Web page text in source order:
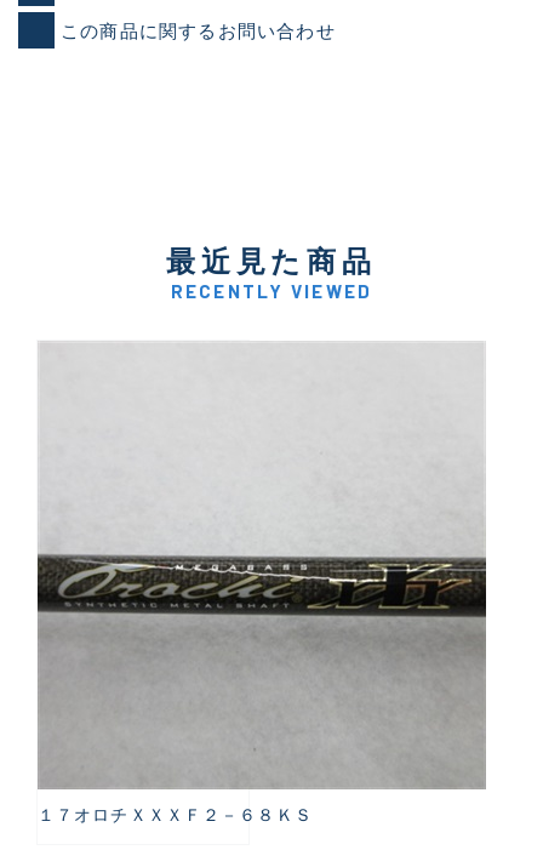
この商品に関するお問い合わせ
最近見た商品
RECENTLY VIEWED
１７オロチＸＸＸＦ２－６８ＫＳ